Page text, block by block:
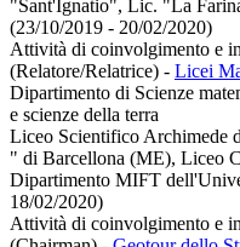
"Sant'Ignatio", Lic. "La
(23/10/2019 - 20/02/2020)
Attività di coinvolgimento e
(Relatore/Relatrice) - Licei
Dipartimento di Scienze
e scienze della terra
Liceo Scientifico Archimede
" di Barcellona (ME), Liceo
Dipartimento MIFT
18/02/2020)
Attività di coinvolgimento e